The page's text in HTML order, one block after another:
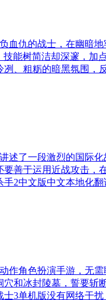
血仇的战士，在幽暗
能树简洁却深邃，
、粗粝的暗黑氛围，
述了一段激烈的国际
善于运用近战攻击
2中文版中文本地化
作角色扮演手游，无
和冰封陵墓，誓要
3单机版没有网络干